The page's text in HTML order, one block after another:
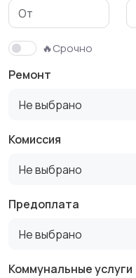
🔥Срочно
Ремонт
Не выбрано
Комиссия
Не выбрано
Предоплата
Не выбрано
Коммунальные услуги